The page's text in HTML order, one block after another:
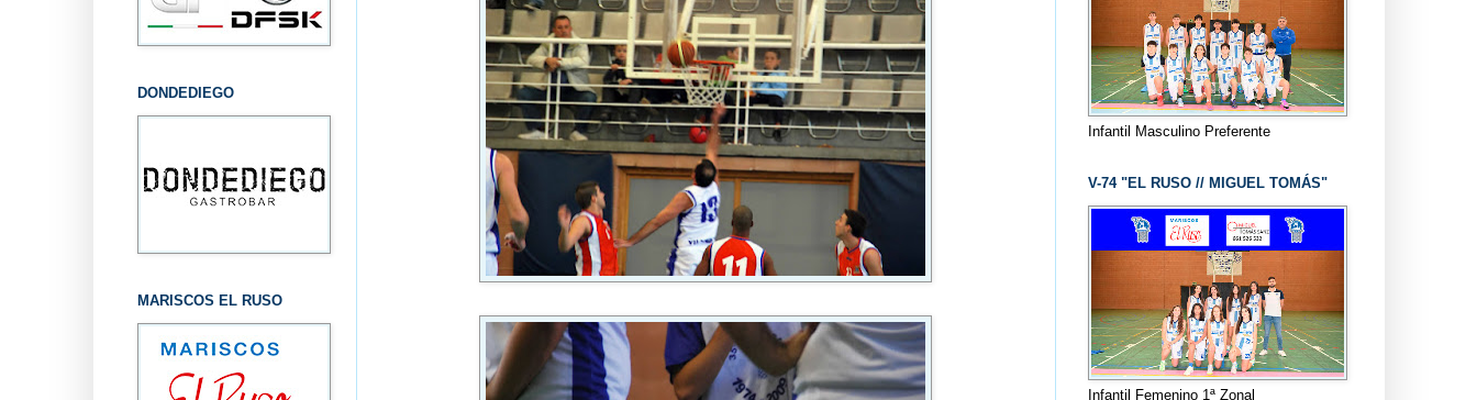
DONDEDIEGO
MARISCOS EL RUSO
Infantil Masculino Preferente
V-74 "EL RUSO // MIGUEL TOMÁS"
Infantil Femenino 1ª Zonal